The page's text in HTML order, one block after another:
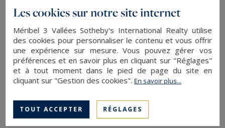
5 enfants. Luxueusement aménagé, le chalet
Asie Centrale en offrant un espace SPA superbe.
Une porte sculptée telle une arche du Rajasthan
s'ouvre sur un jacuzzi, un espace de remise en
forme (vélo elliptique, stepper...)et un hammam à
après une journée exaltante sur les pistes.
Services inclus : accueil personnalisé, lits faits à
Les cookies sur notre site internet
Méribel 3 Vallées Sotheby's International Realty utilise
des cookies pour personnaliser le contenu et vous offrir
une expérience sur mesure. Vous pouvez gérer vos
préférences et en savoir plus en cliquant sur "Réglages"
et à tout moment dans le pied de page du site en
cliquant sur "Gestion des cookies".En savoir plus...
TOUT ACCEPTER RÉGLAGES